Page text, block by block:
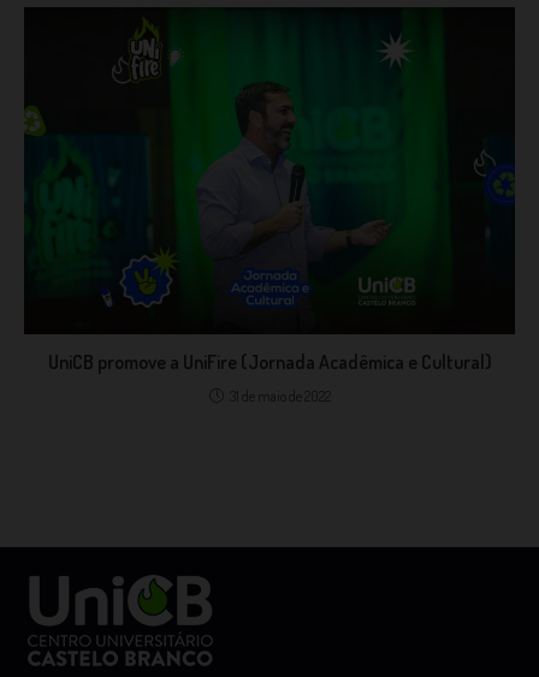
UniCB promove a UniFire (Jornada Acadêmica e Cultural)
31 de maio de 2022